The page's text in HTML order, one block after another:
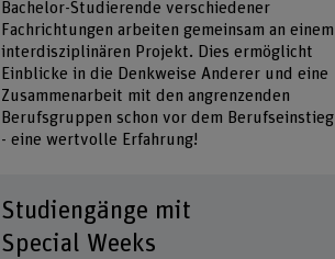
Bachelor-Studierende verschiedener
Fachrichtungen arbeiten gemeinsam an einem
interdisziplinären Projekt. Dies ermöglicht
Einblicke in die Denkweise Anderer und eine
Zusammenarbeit mit den angrenzenden
Berufsgruppen schon vor dem Berufseinstieg
- eine wertvolle Erfahrung!
Studiengänge mit
Special Weeks